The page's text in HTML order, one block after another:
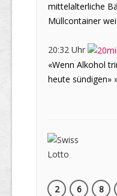
mittelalterliche
Müllcontainer
20:32 Uhr
«Wenn Alkohol
heute sündigen»
2
6 8